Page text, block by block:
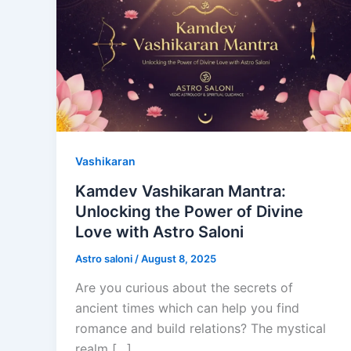
Vashikaran
Kamdev Vashikaran Mantra:
Unlocking the Power of Divine
Love with Astro Saloni
Astro saloni /August 8, 2025
Are you curious about the secrets of
ancient times which can help you find
romance and build relations? The mystical